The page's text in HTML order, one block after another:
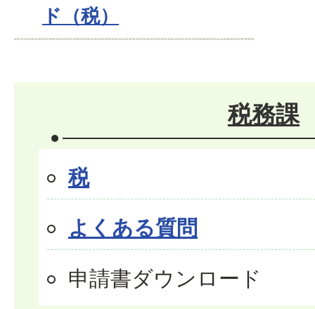
ド（税）
税務課
税
よくある質問
申請書ダウンロード